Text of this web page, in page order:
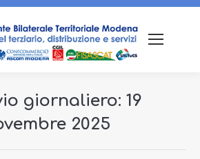
giornaliero: 19
2025